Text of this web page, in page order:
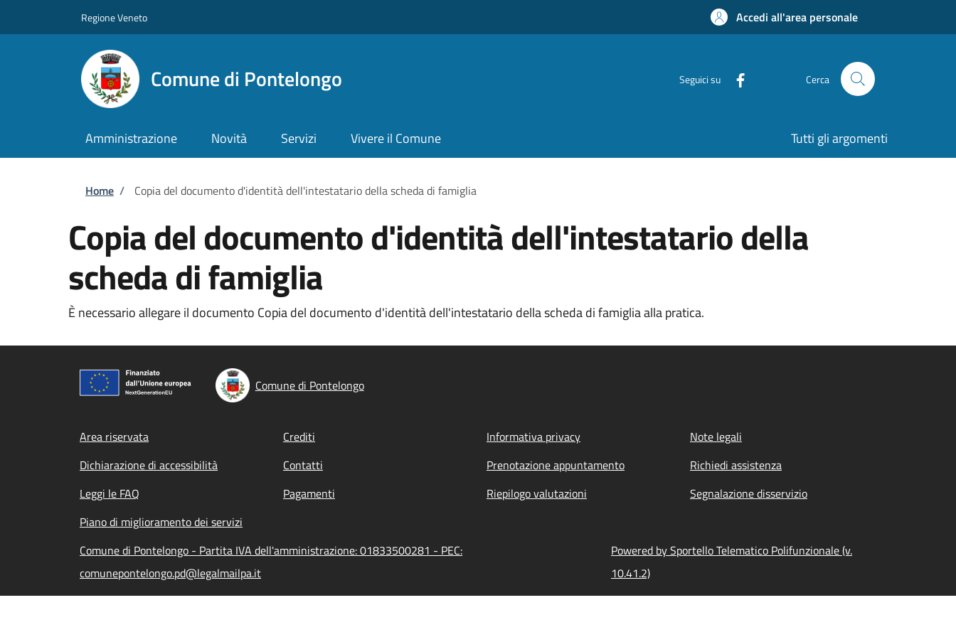
Regione Veneto Accedi all'area personale
Comune di Pontelongo Seguici su Cerca
Amministrazione Novità Servizi Vivere il Comune Tutti gli argomenti
Briciole di pane
Home / Copia del documento d'identità dell'intestatario della scheda di famiglia
Copia del documento d'identità dell'intestatario della
scheda di famiglia
È necessario allegare il documento Copia del documento d'identità dell'intestatario della scheda di famiglia alla pratica.
Comune di Pontelongo
Footer menu
Area riservata Crediti Informativa privacy
Note legali
Dichiarazione di accessibilità
Contatti Prenotazione appuntamento
Richiedi assistenza
Leggi le FAQ
Pagamenti Riepilogo valutazioni
Segnalazione disservizio
Piano di miglioramento dei servizi
Comune di Pontelongo - Partita IVA dell'amministrazione: 01833500281 - PEC:
comunepontelongo.pd@legalmailpa.it
Powered by Sportello Telematico Polifunzionale (v.
10.41.2)